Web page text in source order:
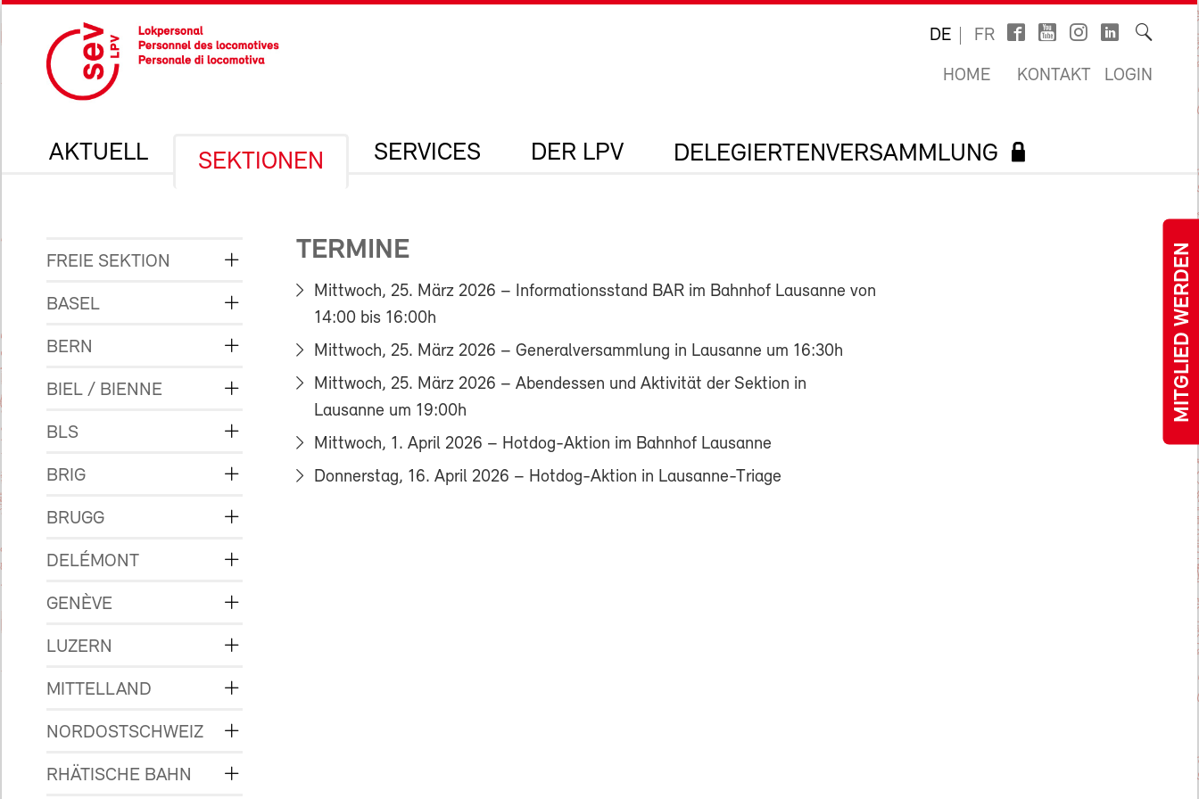
MITGLIED WERDEN
DE FR
HOME KONTAKT LOGIN
AKTUELL SEKTIONEN SERVICES DER LPV DELEGIERTENVERSAMMLUNG
FREIE SEKTION
BASEL
BERN
BIEL / BIENNE
BLS
BRIG
BRUGG
DELÉMONT
GENÈVE
LUZERN
MITTELLAND
NORDOSTSCHWEIZ
RHÄTISCHE BAHN
TERMINE
Mittwoch, 25. März 2026 – Informationsstand BAR im Bahnhof Lausanne von
14:00 bis 16:00h
Mittwoch, 25. März 2026 – Generalversammlung in Lausanne um 16:30h
Mittwoch, 25. März 2026 – Abendessen und Aktivität der Sektion in
Lausanne um 19:00h
Mittwoch, 1. April 2026 – Hotdog-Aktion im Bahnhof Lausanne
Donnerstag, 16. April 2026 – Hotdog-Aktion in Lausanne-Triage